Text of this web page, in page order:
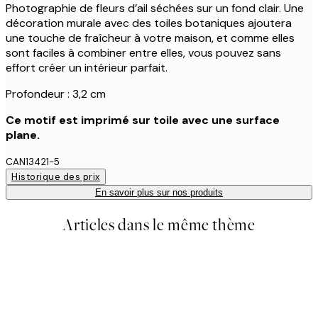
Photographie de fleurs d’ail séchées sur un fond clair. Une
décoration murale avec des toiles botaniques ajoutera
une touche de fraîcheur à votre maison, et comme elles
sont faciles à combiner entre elles, vous pouvez sans
effort créer un intérieur parfait.
Profondeur : 3,2 cm
Ce motif est imprimé sur toile avec une surface
plane.
CAN13421-5
Historique des prix
En savoir plus sur nos produits
Articles dans le même thème